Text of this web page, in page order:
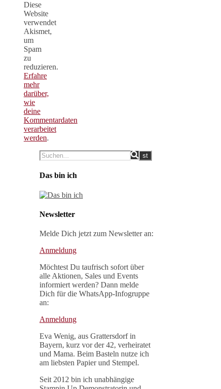
Diese
Website
verwendet
Akismet,
um
Spam
zu
reduzieren.
Erfahre
mehr
darüber,
wie
deine
Kommentardaten
verarbeitet
werden.
Das bin ich
Newsletter
Melde Dich jetzt zum Newsletter an:
Anmeldung
Möchtest Du taufrisch sofort über
alle Aktionen, Sales und Events
informiert werden? Dann melde
Dich für die WhatsApp-Infogruppe
an:
Anmeldung
Eva Wenig, aus Grattersdorf in
Bayern, kurz vor der 42, verheiratet
und Mama. Beim Basteln nutze ich
am liebsten Papier und Stempel.
Seit 2012 bin ich unabhängige